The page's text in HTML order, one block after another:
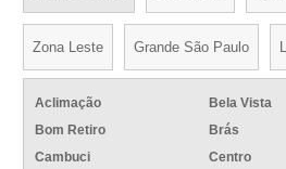
Zona Leste Grande São Paulo
Aclimação
Bela Vista
Bom Retiro
Brás
Cambuci
Centro